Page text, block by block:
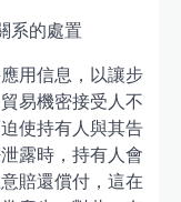
系的處置
用信息，以讓步
易機密接受人不
使持有人與其告
露時，持有人會
賠還償付，這在